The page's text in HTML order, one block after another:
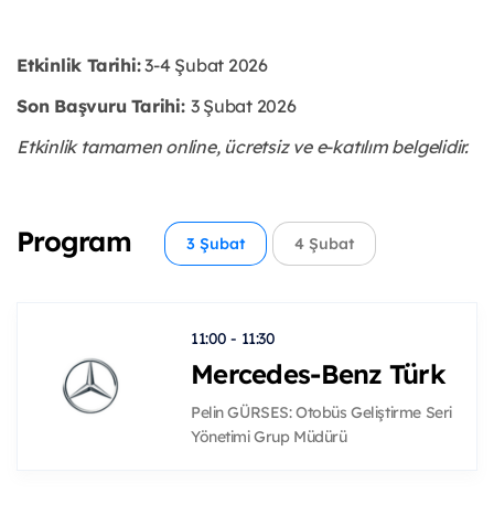
Etkinlik Tarihi:3-4 Şubat 2026
Son Başvuru Tarihi: 3 Şubat 2026
Etkinlik tamamen online, ücretsiz ve e-katılım belgelidir.
Program 3 Şubat 4 Şubat
11:00 - 11:30
Mercedes-Benz Türk
Pelin GÜRSES: Otobüs Geliştirme Seri
Yönetimi Grup Müdürü